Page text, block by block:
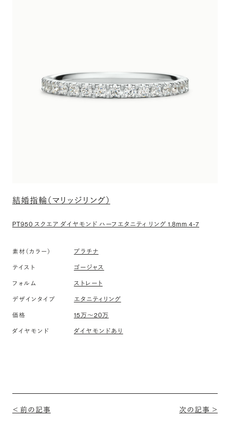
結婚指輪（マリッジリング）
PT950 スクエア ダイヤモンド ハーフエタニティ リング 1.8mm 4-7
素材（カラー） プラチナ
テイスト ゴージャス
フォルム ストレート
デザインタイプ エタニティリング
価格 15万〜20万
ダイヤモンド ダイヤモンドあり
＜ 前の記事 次の記事 ＞